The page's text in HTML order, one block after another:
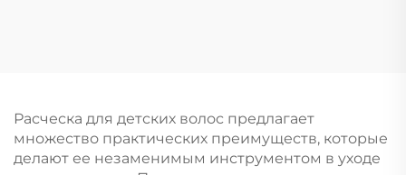
ребристый логотип в
комплекте
воздушной подушкой
для ежедневного
использования
Расческа для детских волос предлагает
множество практических преимуществ, которые
делают ее незаменимым инструментом в уходе